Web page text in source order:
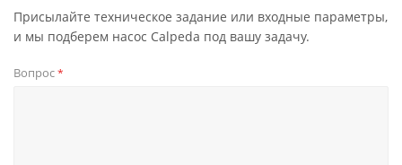
Присылайте техническое задание или входные параметры,
и мы подберем насос Calpeda под вашу задачу.
Вопрос*